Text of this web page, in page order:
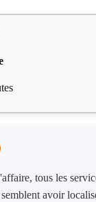
tous les
avoir